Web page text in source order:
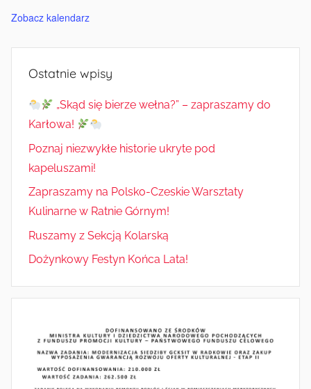
Zobacz kalendarz
Ostatnie wpisy
„Skąd się bierze wełna?” – zapraszamy do
Karłowa!
Poznaj niezwykłe historie ukryte pod
kapeluszami!
Zapraszamy na Polsko-Czeskie Warsztaty
Kulinarne w Ratnie Górnym!
Ruszamy z Sekcją Kolarską
Dożynkowy Festyn Końca Lata!